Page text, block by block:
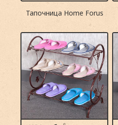
Тапочница Home Forus